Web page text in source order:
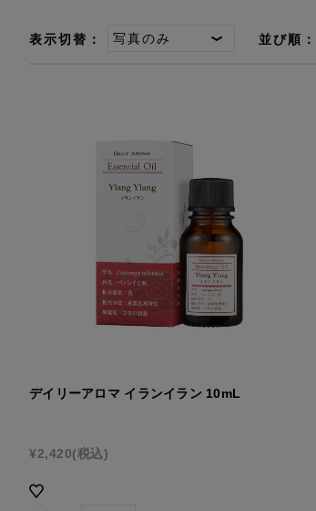
国産柑橘ハンドクリーム
デイリーアロマ
表示切替： 並び順：
デイリーアロマ イランイラン 10mL
¥2,420(税込)